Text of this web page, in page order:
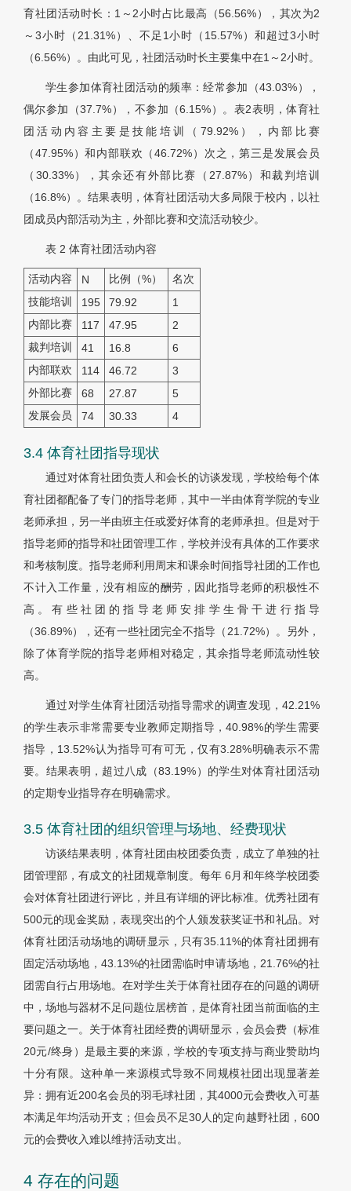
育社团活动时长：1～2小时占比最高（56.56%），其次为2
～3小时（21.31%）、不足1小时（15.57%）和超过3小时
（6.56%）。由此可见，社团活动时长主要集中在1～2小时。
学生参加体育社团活动的频率：经常参加（43.03%），
偶尔参加（37.7%），不参加（6.15%）。表2表明，体育社
团活动内容主要是技能培训（79.92%），内部比赛
（47.95%）和内部联欢（46.72%）次之，第三是发展会员
（30.33%），其余还有外部比赛（27.87%）和裁判培训
（16.8%）。结果表明，体育社团活动大多局限于校内，以社
团成员内部活动为主，外部比赛和交流活动较少。
表 2 体育社团活动内容
活动内容 N 比例（%）
名次
技能培训
195 79.92
1
内部比赛
117 47.95
2
裁判培训
41 16.8
6
内部联欢
114 46.72
3
外部比赛
68 27.87
5
发展会员
74 30.33 4
3.4 体育社团指导现状
通过对体育社团负责人和会长的访谈发现，学校给每个体
育社团都配备了专门的指导老师，其中一半由体育学院的专业
老师承担，另一半由班主任或爱好体育的老师承担。但是对于
指导老师的指导和社团管理工作，学校并没有具体的工作要求
和考核制度。指导老师利用周末和课余时间指导社团的工作也
不计入工作量，没有相应的酬劳，因此指导老师的积极性不
高。有些社团的指导老师安排学生骨干进行指导
（36.89%），还有一些社团完全不指导（21.72%）。另外，
除了体育学院的指导老师相对稳定，其余指导老师流动性较
高。
通过对学生体育社团活动指导需求的调查发现，42.21%
的学生表示非常需要专业教师定期指导，40.98%的学生需要
指导，13.52%认为指导可有可无，仅有3.28%明确表示不需
要。结果表明，超过八成（83.19%）的学生对体育社团活动
的定期专业指导存在明确需求。
3.5 体育社团的组织管理与场地、经费现状
访谈结果表明，体育社团由校团委负责，成立了单独的社
团管理部，有成文的社团规章制度。每年 6月和年终学校团委
会对体育社团进行评比，并且有详细的评比标准。优秀社团有
500元的现金奖励，表现突出的个人颁发获奖证书和礼品。对
体育社团活动场地的调研显示，只有35.11%的体育社团拥有
固定活动场地，43.13%的社团需临时申请场地，21.76%的社
团需自行占用场地。在对学生关于体育社团存在的问题的调研
中，场地与器材不足问题位居榜首，是体育社团当前面临的主
要问题之一。关于体育社团经费的调研显示，会员会费（标准
20元/终身）是最主要的来源，学校的专项支持与商业赞助均
十分有限。这种单一来源模式导致不同规模社团出现显著差
异：拥有近200名会员的羽毛球社团，其4000元会费收入可基
本满足年均活动开支；但会员不足30人的定向越野社团，600
元的会费收入难以维持活动支出。
4 存在的问题